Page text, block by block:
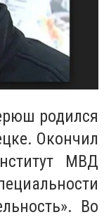
родился
Окончил
МВД
Во